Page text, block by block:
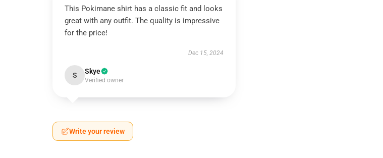
This Pokimane shirt has a classic fit and looks
great with any outfit. The quality is impressive
for the price!
Dec 15, 2024
S Skye
Verified owner
Write your review